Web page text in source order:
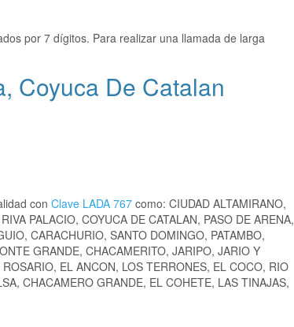
por 7 dígitos. Para realizar una llamada de larga
Coyuca De Catalan
con Clave LADA 767 como: CIUDAD ALTAMIRANO,
PALACIO, COYUCA DE CATALAN, PASO DE ARENA,
CARACHURIO, SANTO DOMINGO, PATAMBO,
GRANDE, CHACAMERITO, JARIPO, JARIO Y
EL ANCON, LOS TERRONES, EL COCO, RIO
CHACAMERO GRANDE, EL COHETE, LAS TINAJAS,